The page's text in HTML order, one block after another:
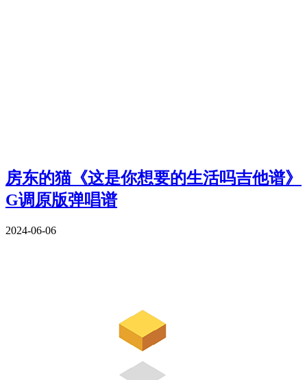
房东的猫《这是你想要的生活吗吉他谱》
G调原版弹唱谱
2024-06-06